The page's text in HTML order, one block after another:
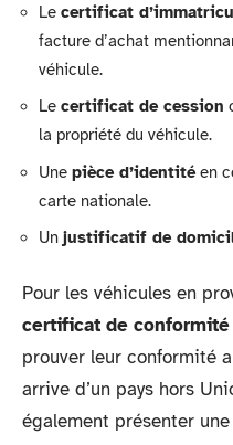
Le certificat
facture d’achat
véhicule.
Le certificat de cession
la propriété du véhicule.
Une pièce d’identitéen
carte nationale.
Un justificatif de
Pour les véhicules en
certificat de conformité
prouver leur conformité
arrive d’un pays hors
également présenter